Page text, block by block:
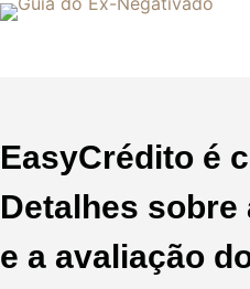
EasyCrédito é
Detalhes sobre
e a avaliação